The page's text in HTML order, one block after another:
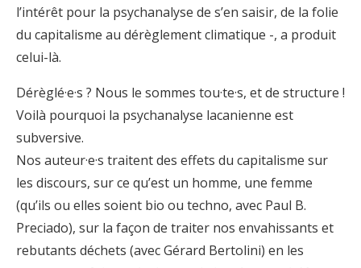
l’intérêt pour la psychanalyse de s’en saisir, de la folie
du capitalisme au dérèglement climatique -, a produit
celui-là.
Dérèglé·e·s ? Nous le sommes tou·te·s, et de structure !
Voilà pourquoi la psychanalyse lacanienne est
subversive.
Nos auteur·e·s traitent des effets du capitalisme sur
les discours, sur ce qu’est un homme, une femme
(qu’ils ou elles soient bio ou techno, avec Paul B.
Preciado), sur la façon de traiter nos envahissants et
rebutants déchets (avec Gérard Bertolini) en les